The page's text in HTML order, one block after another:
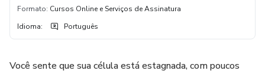
Formato: Cursos Online e Serviços de Assinatura
Idioma: Português
Você sente que sua célula está estagnada, com poucos